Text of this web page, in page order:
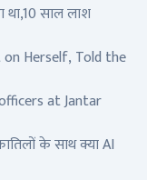
था,10 साल लाश
Herself, Told the
at Jantar
के साथ क्या AI